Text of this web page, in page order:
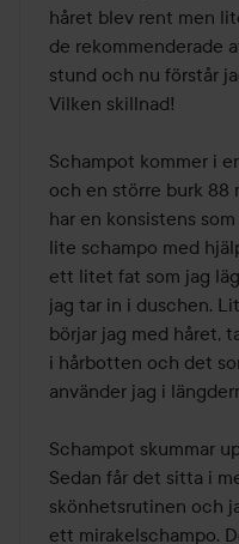
håret blev rent men
de rekommenderade
stund och nu förstår
Vilken skillnad!
Schampot kommer i
och en större burk 88
har en konsistens
lite schampo med
ett litet fat som jag
jag tar in i duschen.
börjar jag med håret,
i hårbotten och det
använder jag i
Schampot skummar
Sedan får det sitta i
skönhetsrutinen och
ett mirakelschampo.